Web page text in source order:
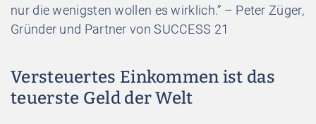
nur die wenigsten wollen es wirklich.” – Peter Züger,
Gründer und Partner von SUCCESS 21
Versteuertes Einkommen ist das
teuerste Geld der Welt